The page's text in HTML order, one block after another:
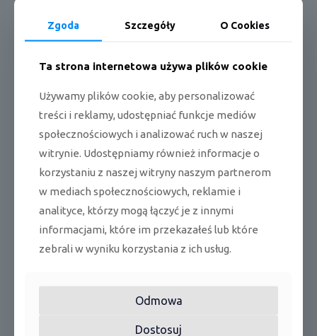
*podwójne łopatki
*wentylator Full 3D Turbo
*wysokowydajny wymiennik ciepła (HEX)
powietrza
*wyświetlacz oczyszczania powietrza
Zgoda Szczegóły O Cookies
Ta strona internetowa używa plików cookie
Używamy plików cookie, aby personalizować
treści i reklamy, udostępniać funkcje mediów
społecznościowych i analizować ruch w naszej
witrynie. Udostępniamy również informacje o
korzystaniu z naszej witryny naszym partnerom
w mediach społecznościowych, reklamie i
analityce, którzy mogą łączyć je z innymi
informacjami, które im przekazałeś lub które
zebrali w wyniku korzystania z ich usług.
Odmowa
Dostosuj